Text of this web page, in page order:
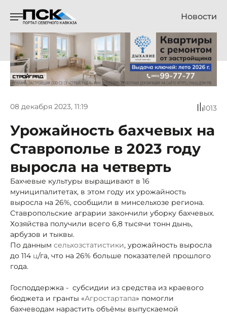
Новости
08 декабря 2023, 11:19 1013
Урожайность бахчевых на
Ставрополье в 2023 году
выросла на четверть
Бахчевые культуры выращивают в 16
муниципалитетах, в этом году их урожайность
выросла на 26%, сообщили в минсельхозе региона.
Ставропольские аграрии закончили уборку бахчевых.
Хозяйства получили всего 6,8 тысячи тонн дынь,
арбузов и тыквы.
По данным сельхозстатистики, урожайность выросла
до 114 ц/га, что на 26% больше показателей прошлого
года.
Господдержка - субсидии из средства из краевого
бюджета и гранты «Агростартапа» помогли
бахчеводам нарастить объёмы выпускаемой